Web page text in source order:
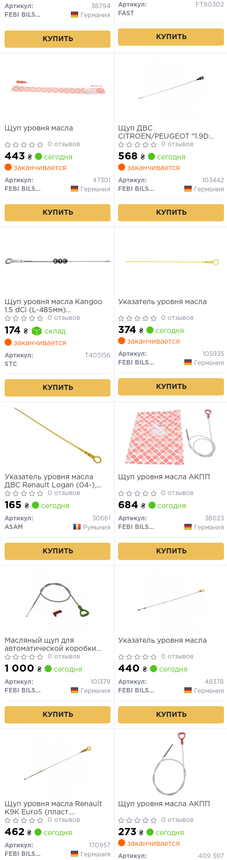
Артикул:
38794
FEBI BILSTEIN
Германия
КУПИТЬ
Артикул:
FT80302
FAST
КУПИТЬ
Щуп уровня масла
0 отзывов
443 ₴
сегодня
заканчивается
Артикул:
47301
FEBI BILSTEIN
Германия
КУПИТЬ
Щуп ДВС
CITROEN/PEUGEOT "1.9D
"96-12
0 отзывов
568 ₴
сегодня
заканчивается
Артикул:
103442
FEBI BILSTEIN
Германия
КУПИТЬ
Щуп уровня масла Kangoo
1.5 dCi (L-485мм)
(металлический)
0 отзывов
174 ₴
склад
заканчивается
Артикул:
T405156
STC
КУПИТЬ
Указатель уровня масла
0 отзывов
374 ₴
сегодня
заканчивается
Артикул:
105935
FEBI BILSTEIN
Германия
КУПИТЬ
Указатель уровня масла
ДВС Renault Logan (04-),
Sandero (08-) 1.4, 1.6 (щуп)
0 отзывов
165 ₴ сегодня
Артикул:
30661
ASAM
Румыния
КУПИТЬ
Щуп уровня масла АКПП
0 отзывов
684 ₴ сегодня
Артикул:
38023
FEBI BILSTEIN
Германия
КУПИТЬ
Масляный щуп для
автоматической коробки
передач, с резьбовой
заглушкой
0 отзывов
1 000 ₴ сегодня
Артикул:
101379
FEBI BILSTEIN
Германия
КУПИТЬ
Указатель уровня масла
0 отзывов
440 ₴ сегодня
Артикул:
48378
FEBI BILSTEIN
Германия
КУПИТЬ
Щуп уровня масла Renault
K9K Euro5 (пласт.
наконечник)0 отзывов
462 ₴ сегодня
Артикул:
170957
FEBI BILSTEIN
Германия
Щуп уровня масла АКПП
0 отзывов
273 ₴
сегодня
заканчивается
Артикул: 409 597